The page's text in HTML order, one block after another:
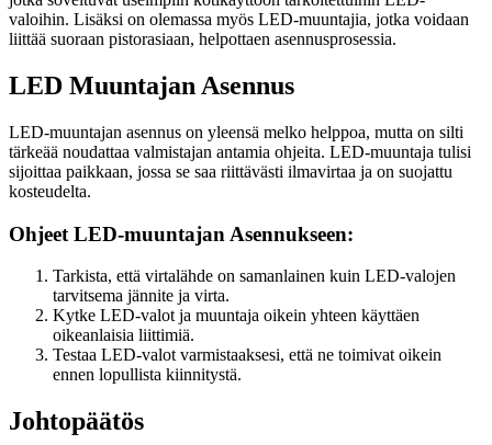
valoihin. Lisäksi on olemassa myös LED-muuntajia, jotka voidaan
liittää suoraan pistorasiaan, helpottaen asennusprosessia.
LED Muuntajan Asennus
LED-muuntajan asennus on yleensä melko helppoa, mutta on silti
tärkeää noudattaa valmistajan antamia ohjeita. LED-muuntaja tulisi
sijoittaa paikkaan, jossa se saa riittävästi ilmavirtaa ja on suojattu
kosteudelta.
Ohjeet LED-muuntajan Asennukseen:
Tarkista, että virtalähde on samanlainen kuin LED-valojen
tarvitsema jännite ja virta.
Kytke LED-valot ja muuntaja oikein yhteen käyttäen
oikeanlaisia liittimiä.
Testaa LED-valot varmistaaksesi, että ne toimivat oikein
ennen lopullista kiinnitystä.
Johtopäätös